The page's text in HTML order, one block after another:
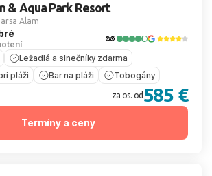
& Aqua Park Resort
Alam
Ležadlá a slnečníky zdarma
pláži
Bar na pláži Tobogány
za os. od 585 €
Termíny a ceny